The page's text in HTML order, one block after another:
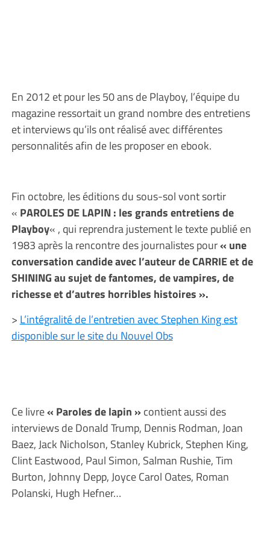
En 2012 et pour les 50 ans de Playboy, l’équipe du
magazine ressortait un grand nombre des entretiens
et interviews qu’ils ont réalisé avec différentes
personnalités afin de les proposer en ebook.
Fin octobre, les éditions du sous-sol vont sortir
« PAROLES DE LAPIN : les grands entretiens de
Playboy« , qui reprendra justement le texte publié en
1983 après la rencontre des journalistes pour« une
conversation candide avec l’auteur de CARRIE et de
SHINING au sujet de fantomes, de vampires, de
richesse et d’autres horribles histoires ».
> L’intégralité de l’entretien avec Stephen King est
disponible sur le site du Nouvel Obs
Ce livre« Paroles de lapin » contient aussi des
interviews de Donald Trump, Dennis Rodman, Joan
Baez, Jack Nicholson, Stanley Kubrick, Stephen King,
Clint Eastwood, Paul Simon, Salman Rushie, Tim
Burton, Johnny Depp, Joyce Carol Oates, Roman
Polanski, Hugh Hefner…